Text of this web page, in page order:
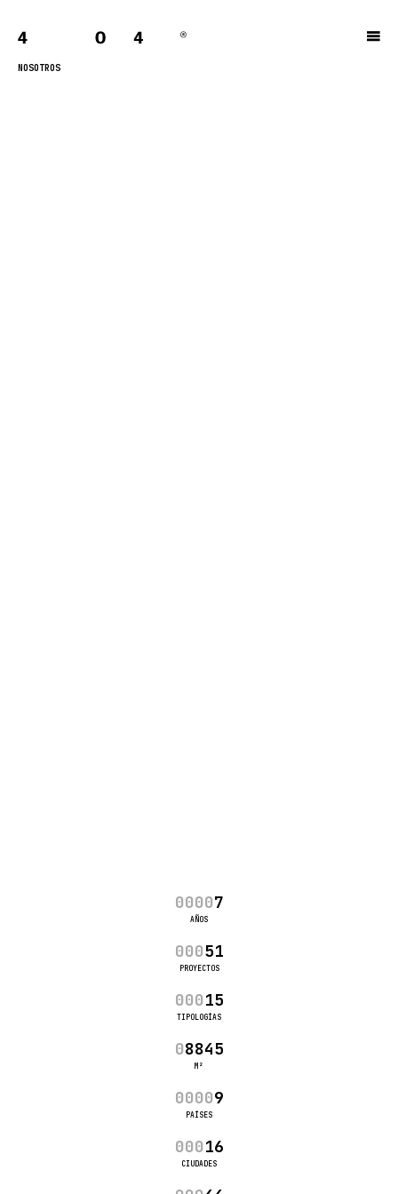
00007
AÑOS
00051
PROYECTOS
00015
TIPOLOGÍAS
08845
M²
00009
PAÍSES
00016
CIUDADES
NOSOTROS